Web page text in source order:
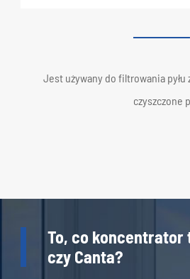
Jest używany do filtrowania pyłu
czyszczone
To, co koncentrator
czy Canta?